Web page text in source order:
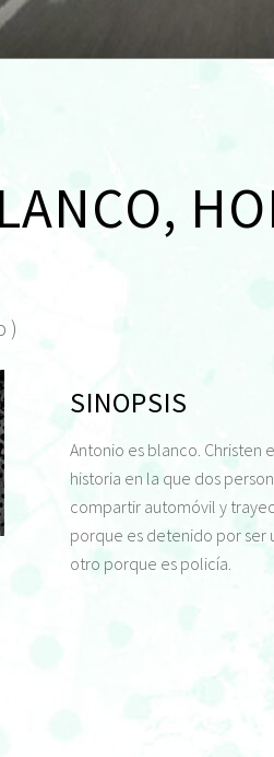
)
SINOPSIS
Antonio es blanco. Christen
historia en la que dos
compartir automóvil y
porque es detenido por ser
otro porque es policía.